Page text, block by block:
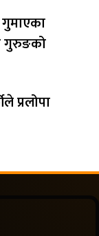
गुमाएका
गुरुङको
प्रलोपा